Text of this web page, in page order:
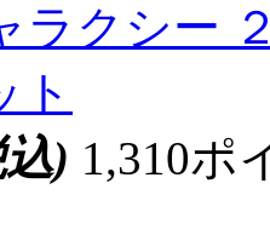
ラクシー
ト
) 1,310ポ